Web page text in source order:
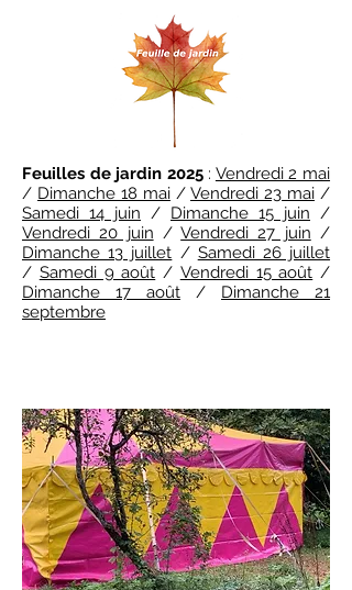
Feuilles de jardin 2025: Vendredi 2 mai
/ Dimanche 18 mai / Vendredi 23 mai /
Samedi 14 juin / Dimanche 15 juin /
Vendredi 20 juin /Vendredi 27 juin /
Dimanche 13 juillet / Samedi 26 juillet
/ Samedi 9 août / Vendredi 15 août /
Dimanche 17 août / Dimanche 21
septembre